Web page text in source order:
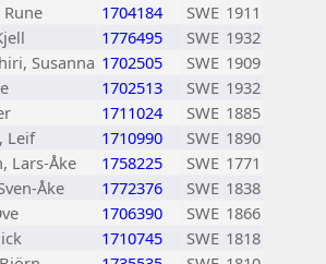
Rune 1704184 SWE 1911
1776495 SWE 1932
Susanna 1702505 SWE 1909
1702513 SWE 1932
1711024 SWE 1885
Leif 1710990 SWE 1890
Lars-Åke 1758225 SWE 1771
Åke 1772376 SWE 1838
1706390 SWE 1866
1710745 SWE 1818